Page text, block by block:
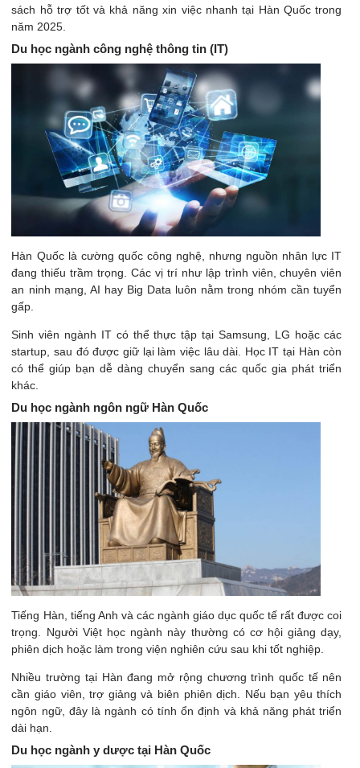
sách hỗ trợ tốt và khả năng xin việc nhanh tại Hàn Quốc trong
năm 2025.
Du học ngành công nghệ thông tin (IT)
Hàn Quốc là cường quốc công nghệ, nhưng nguồn nhân lực IT
đang thiếu trầm trọng. Các vị trí như lập trình viên, chuyên viên
an ninh mạng, AI hay Big Data luôn nằm trong nhóm cần tuyển
gấp.
Sinh viên ngành IT có thể thực tập tại Samsung, LG hoặc các
startup, sau đó được giữ lại làm việc lâu dài. Học IT tại Hàn còn
có thể giúp bạn dễ dàng chuyển sang các quốc gia phát triển
khác.
Du học ngành ngôn ngữ Hàn Quốc
Tiếng Hàn, tiếng Anh và các ngành giáo dục quốc tế rất được coi
trọng. Người Việt học ngành này thường có cơ hội giảng dạy,
phiên dịch hoặc làm trong viện nghiên cứu sau khi tốt nghiệp.
Nhiều trường tại Hàn đang mở rộng chương trình quốc tế nên
cần giáo viên, trợ giảng và biên phiên dịch. Nếu bạn yêu thích
ngôn ngữ, đây là ngành có tính ổn định và khả năng phát triển
dài hạn.
Du học ngành y dược tại Hàn Quốc